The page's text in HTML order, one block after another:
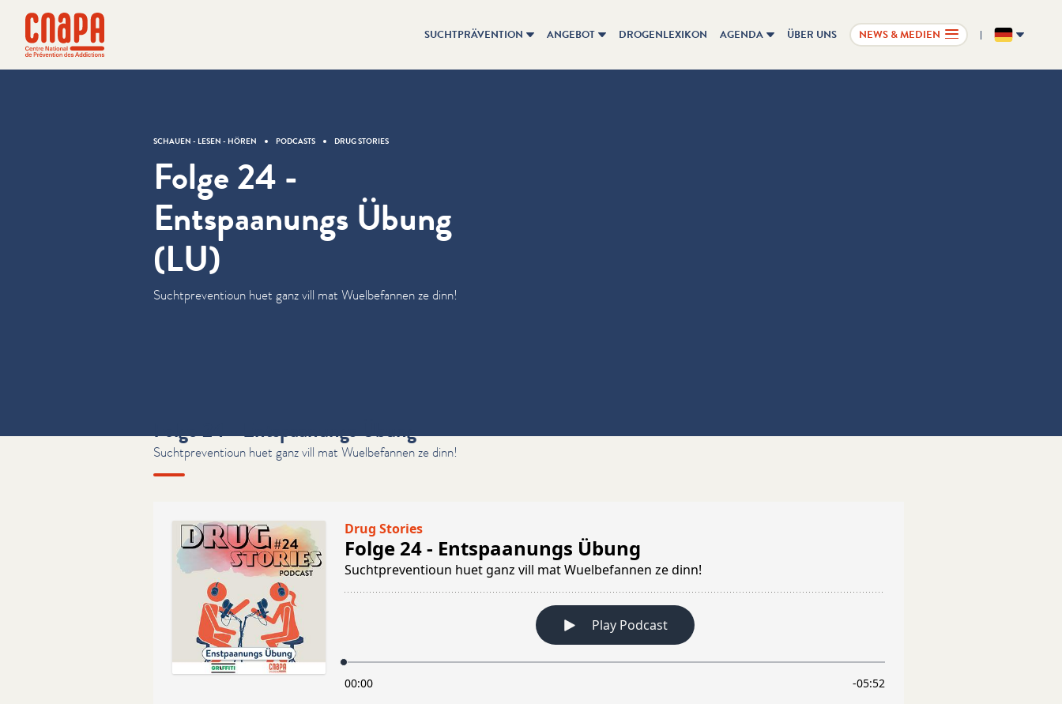
Direkt zum Inhalt springen
cnapa
SUCHTPRÄVENTION ANGEBOT DROGENLEXIKON AGENDA ÜBER UNS NEWS & MEDIEN DE
SCHAUEN - LESEN - HÖREN PODCASTS DRUG STORIES
Folge 24 -
Entspaanungs Übung
(LU)
Sucht­pre­ven­tioun huet ganz vill mat Wuel­be­fan­nen ze dinn!
Folge 24 - Entspaanungs Übung
Suchtpreventioun huet ganz vill mat Wuelbefannen ze dinn!
Cookie-Einstellungen